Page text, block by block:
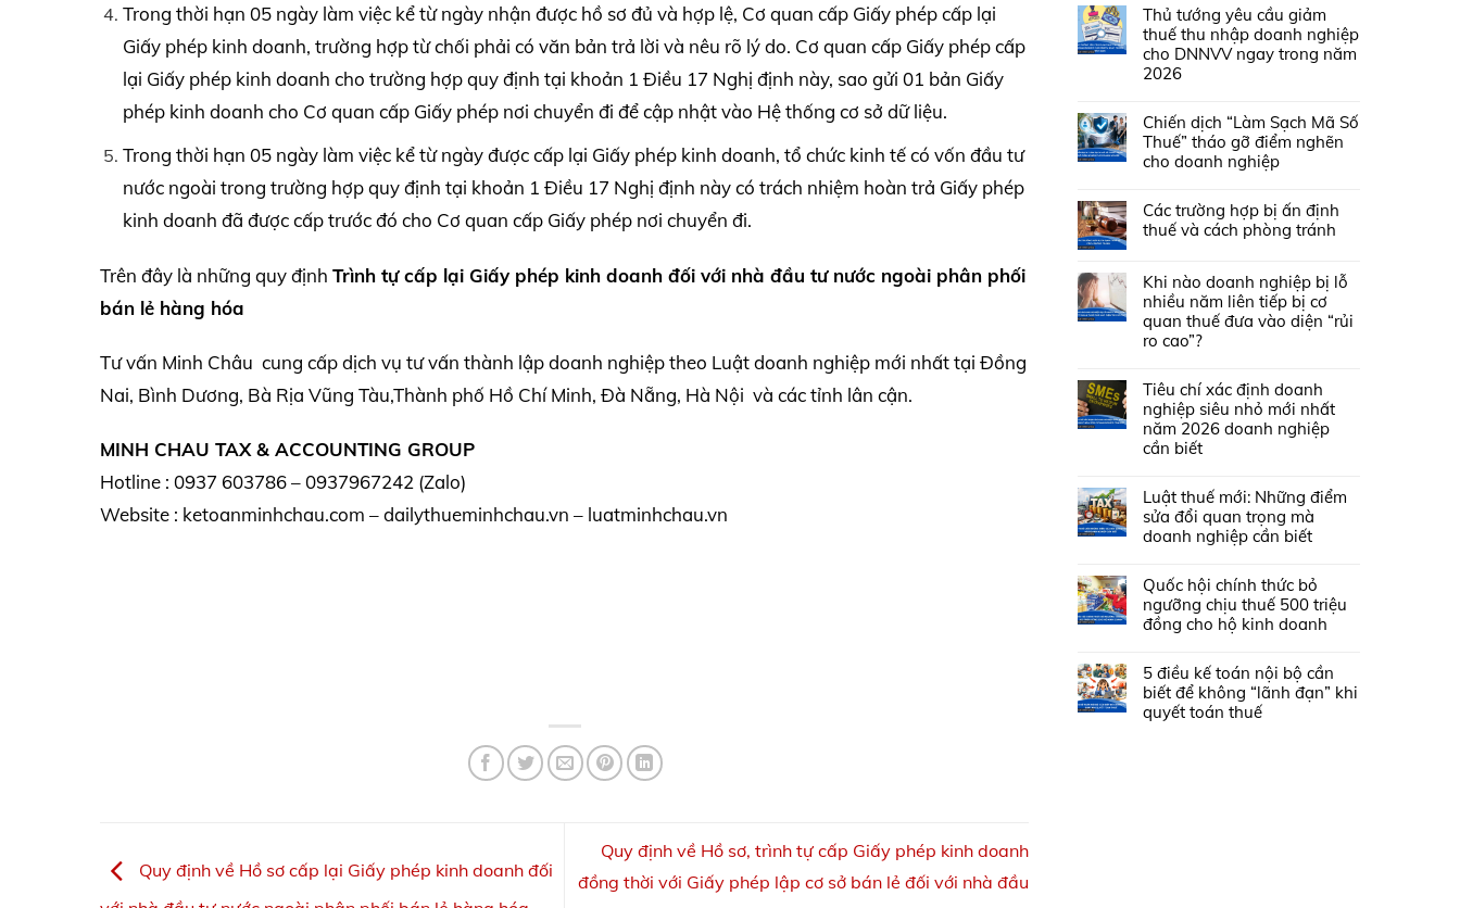
Trong thời hạn 05 ngày làm việc kể từ ngày nhận được hồ sơ đủ và hợp lệ, Cơ quan cấp Giấy phép cấp lại
Giấy phép kinh doanh, trường hợp từ chối phải có văn bản trả lời và nêu rõ lý do. Cơ quan cấp Giấy phép cấp
lại Giấy phép kinh doanh cho trường hợp quy định tại khoản 1 Điều 17 Nghị định này, sao gửi 01 bản Giấy
phép kinh doanh cho Cơ quan cấp Giấy phép nơi chuyển đi để cập nhật vào Hệ thống cơ sở dữ liệu.
Trong thời hạn 05 ngày làm việc kể từ ngày được cấp lại Giấy phép kinh doanh, tổ chức kinh tế có vốn đầu tư
nước ngoài trong trường hợp quy định tại khoản 1 Điều 17 Nghị định này có trách nhiệm hoàn trả Giấy phép
kinh doanh đã được cấp trước đó cho Cơ quan cấp Giấy phép nơi chuyển đi.
Trên đây là những quy định Trình tự cấp lại Giấy phép kinh doanh đối với nhà đầu tư nước ngoài phân phối
bán lẻ hàng hóa
Tư vấn Minh Châu cung cấp dịch vụ tư vấn thành lập doanh nghiệp theo Luật doanh nghiệp mới nhất tại Đồng
Nai, Bình Dương, Bà Rịa Vũng Tàu,Thành phố Hồ Chí Minh, Đà Nẵng, Hà Nội và các tỉnh lân cận.
MINH CHAU TAX & ACCOUNTING GROUP
Hotline : 0937 603786 – 0937967242 (Zalo)
Website : ketoanminhchau.com – dailythueminhchau.vn – luatminhchau.vn
Quy định về Hồ sơ cấp lại Giấy phép kinh doanh đối
Quy định về Hồ sơ, trình tự cấp Giấy phép kinh doanh
đồng thời với Giấy phép lập cơ sở bán lẻ đối với nhà đầu
Thủ tướng yêu cầu giảm
thuế thu nhập doanh nghiệp
cho DNNVV ngay trong năm
2026
Chiến dịch “Làm Sạch Mã Số
Thuế” tháo gỡ điểm nghẽn
cho doanh nghiệp
Các trường hợp bị ấn định
thuế và cách phòng tránh
Khi nào doanh nghiệp bị lỗ
nhiều năm liên tiếp bị cơ
quan thuế đưa vào diện “rủi
ro cao”?
Tiêu chí xác định doanh
nghiệp siêu nhỏ mới nhất
năm 2026 doanh nghiệp
cần biết
Luật thuế mới: Những điểm
sửa đổi quan trọng mà
doanh nghiệp cần biết
Quốc hội chính thức bỏ
ngưỡng chịu thuế 500 triệu
đồng cho hộ kinh doanh
5 điều kế toán nội bộ cần
biết để không “lãnh đạn” khi
quyết toán thuế